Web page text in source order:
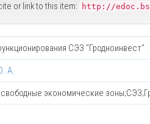
or link to this item: http://
СЭЗ "Гродноинвест"
А.
экономические